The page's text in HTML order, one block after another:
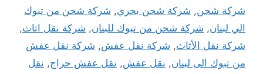
شركة شحن, شركة شحن بحري, شركة شحن من تبوك
الي لبنان, شركة شحن من تبوك للبنان, شركة نقل اثاث,
شركة نقل الأثاث, شركة نقل عفش, شركة نقل عفش
من تبوك الى لبنان, نقل عفش, نقل عفش حراج, نقل